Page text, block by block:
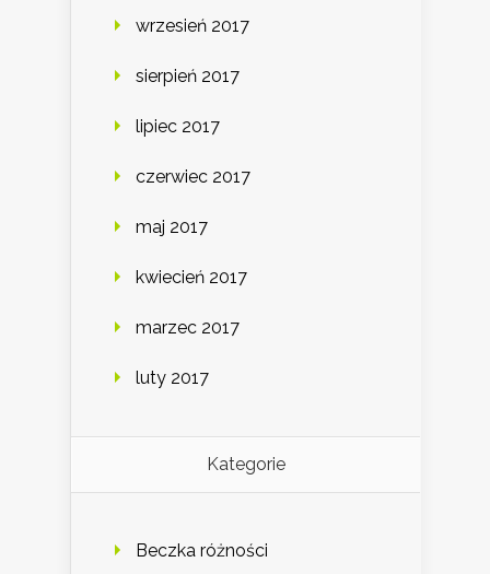
wrzesień 2017
sierpień 2017
lipiec 2017
czerwiec 2017
maj 2017
kwiecień 2017
marzec 2017
luty 2017
Kategorie
Beczka różności